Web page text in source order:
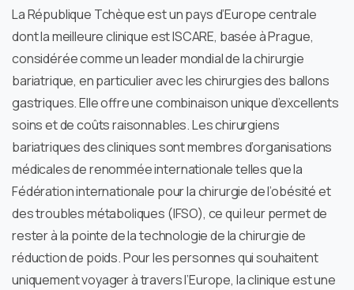
La République Tchèque est un pays d’Europe centrale
dont la meilleure clinique est ISCARE, basée à Prague,
considérée comme un leader mondial de la chirurgie
bariatrique, en particulier avec les chirurgies des ballons
gastriques. Elle offre une combinaison unique d’excellents
soins et de coûts raisonnables. Les chirurgiens
bariatriques des cliniques sont membres d’organisations
médicales de renommée internationale telles que la
Fédération internationale pour la chirurgie de l’obésité et
des troubles métaboliques (IFSO), ce qui leur permet de
rester à la pointe de la technologie de la chirurgie de
réduction de poids. Pour les personnes qui souhaitent
uniquement voyager à travers l’Europe, la clinique est une